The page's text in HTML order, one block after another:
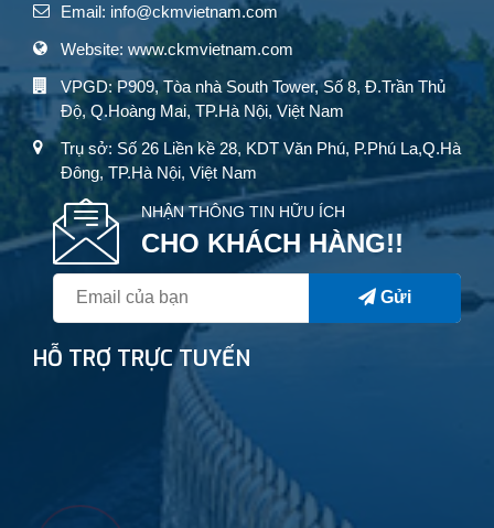
Email: info@ckmvietnam.com
Website: www.ckmvietnam.com
VPGD: P909, Tòa nhà South Tower, Số 8, Đ.Trần Thủ
Độ, Q.Hoàng Mai, TP.Hà Nội, Việt Nam
Trụ sở: Số 26 Liền kề 28, KDT Văn Phú, P.Phú La,Q.Hà
Đông, TP.Hà Nội, Việt Nam
NHẬN THÔNG TIN HỮU ÍCH
CHO KHÁCH HÀNG!!
Gửi
HỖ TRỢ TRỰC TUYẾN